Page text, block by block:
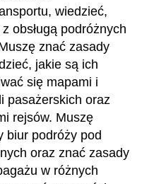
wiedzieć,
obsługą podróżnych
znać zasady
jakie są ich
się mapami i
pasażerskich oraz
rejsów. Muszę
biur podróży pod
oraz znać zasady
w różnych